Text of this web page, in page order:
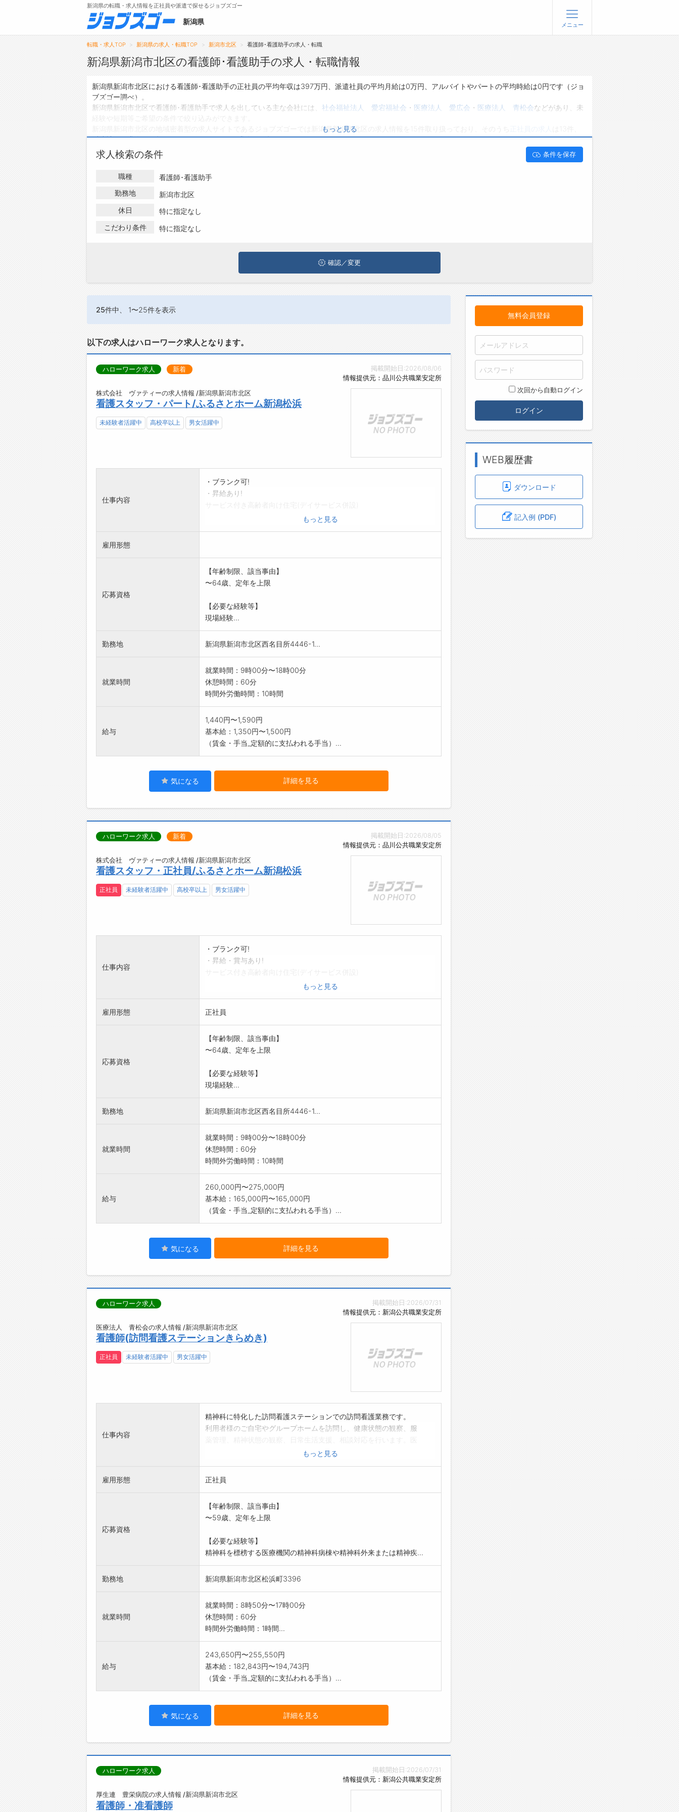
メニュー
トップ
転職支援サービスについて
転職ノウハウ(応募書類の書き方・面接対策な
転職・採用コラム
ジョブズゴーについて
会社概要
新潟県の転職・求人情報を正社員や派遣で探せるジョブズゴー
新潟県 メニュー
転職・求人TOP 新潟県の求人・転職TOP 新潟市北区 看護師･看護助手の求人・転職
新潟県新潟市北区の看護師･看護助手の求人・転職情報
新潟県新潟市北区における看護師･看護助手の正社員の平均年収は397万円、派遣社員の平均月給は0万円、アルバイトやパートの平均時給は0円です（ジョ
ブズゴー調べ）。
新潟県新潟市北区で看護師･看護助手で求人を出している主な会社には、 社会福祉法人 愛宕福祉会 ・ 医療法人 愛広会 ・ 医療法人 青松会などがあり、未
新潟県新潟市北区の地域密着型の求人サイトであるジョブズゴーでは新潟県新潟市北区の求人情報を15件取り扱っており、そのうち
派遣社員の求人は0件、アルバイト・パートの求人は0件です。
ハローワークにはない求人も多数扱っており、転職だけでなく、第二新卒から50代・60代以上の方の再就職も可能です。 新潟県新潟市北区で看護師･看護
助手の求人・転職情報を探している方は、ぜひ興味のある職種に応募してみてくださいね。
もっと見る
求人検索の条件 条件を保存
職種
看護師･看護助手
勤務地
新潟市北区
休日
特に指定なし
こだわり条件
特に指定なし
確認／変更
25件中、 1〜25件を表示
以下の求人はハローワーク求人となります。
掲載開始日:2026/08/06
情報提供元：品川公共職業安定所
ハローワーク求人 新着
株式会社 ヴァティーの求人情報 /新潟県新潟市北区
看護スタッフ・パート/ふるさとホーム新潟松浜
未経験者活躍中 高校卒以上 男女活躍中
仕事内容
・ブランク可!
・昇給あり!
もっと見る
雇用形態
応募資格
【年齢制限、該当事由】
〜64歳、定年を上限
【必要な経験等】
現場経験...
勤務地 新潟県新潟市北区西名目所4446-1...
就業時間
就業時間：9時00分〜18時00分
休憩時間：60分
時間外労働時間：10時間
給与
1,440円〜1,590円
基本給：1,350円〜1,500円
（賃金・手当_定額的に支払われる手当）...
気になる 詳細を見る
掲載開始日:2026/08/05
情報提供元：品川公共職業安定所
ハローワーク求人 新着
株式会社 ヴァティーの求人情報 /新潟県新潟市北区
看護スタッフ・正社員/ふるさとホーム新潟松浜
正社員 未経験者活躍中 高校卒以上 男女活躍中
仕事内容
・ブランク可!
・昇給・賞与あり!
○各医療機関と連携をとりながらのご利用者様生活サポート 等
もっと見る
雇用形態 正社員
応募資格
【年齢制限、該当事由】
〜64歳、定年を上限
【必要な経験等】
現場経験...
勤務地 新潟県新潟市北区西名目所4446-1...
就業時間
就業時間：9時00分〜18時00分
休憩時間：60分
時間外労働時間：10時間
給与
260,000円〜275,000円
基本給：165,000円〜165,000円
（賃金・手当_定額的に支払われる手当）...
気になる 詳細を見る
掲載開始日:2026/07/31
情報提供元：新潟公共職業安定所
ハローワーク求人
医療法人 青松会の求人情報 /新潟県新潟市北区
看護師(訪問看護ステーションきらめき)
正社員 未経験者活躍中 男女活躍中
仕事内容
精神科に特化した訪問看護ステーションでの訪問看護業務です。
利用者様のご自宅やグループホームを訪問し、健康状態の観察、服
師や関係機関と連携し、安心して地域で生活できるよう支援します
※待機やオンコール番はありません。(令和8年8月現在)
*業務変更の範囲:変更なし
もっと見る
雇用形態 正社員
応募資格
【年齢制限、該当事由】
〜59歳、定年を上限
【必要な経験等】
精神科を標榜する医療機関の精神科病棟や精神科外来または精神疾...
勤務地 新潟県新潟市北区松浜町3396
就業時間
就業時間：8時50分〜17時00分
休憩時間：60分
時間外労働時間：1時間...
給与
243,650円〜255,550円
基本給：182,843円〜194,743円
（賃金・手当_定額的に支払われる手当）...
気になる 詳細を見る
掲載開始日:2026/07/31
情報提供元：新潟公共職業安定所
ハローワーク求人
厚生連 豊栄病院の求人情報 /新潟県新潟市北区
看護師・准看護師
無料会員登録
次回から自動ログイン
ログイン
WEB履歴書
ダウンロード
記入例 (PDF)